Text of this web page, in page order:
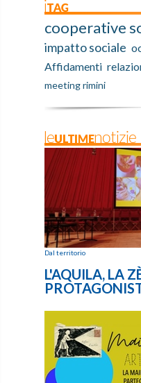
iTAG
cooperative
impatto sociale
Affidamenti
meeting rimini
leULTIMEnotizie
Dal territorio
L'AQUILA, LA